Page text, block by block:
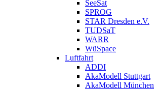
SeeSat
SPROG
STAR Dresden e.V.
TUDSaT
WARR
WüSpace
Luftfahrt
ADDI
AkaModell Stuttgart
AkaModell München